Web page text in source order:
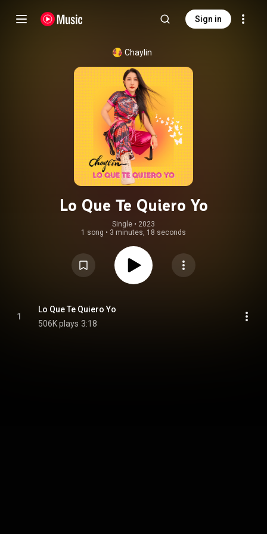
Sign in
Chaylin
Lo Que Te Quiero Yo
Single • 2023
1 song • 3 minutes, 18 seconds
1
Lo Que Te Quiero Yo
506K plays 3:18